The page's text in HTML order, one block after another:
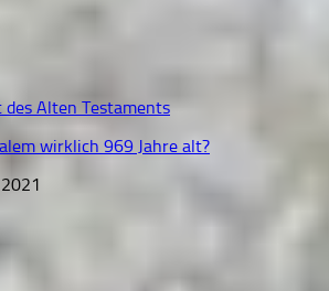
Alten Testaments
wirklich 969 Jahre alt?